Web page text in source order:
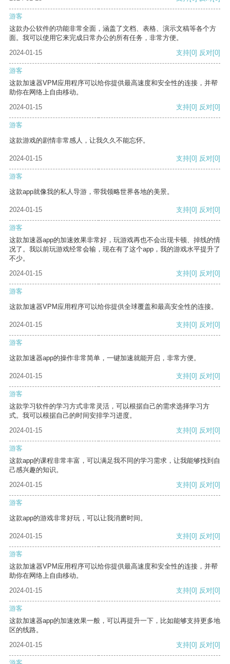
游客
这款办公软件的功能非常全面，涵盖了文档、表格、演示文稿等各个方
面。我可以使用它来完成日常办公的所有任务，非常方便。
2024-01-15
支持[0] 反对[0]
游客
这款加速器VPM应用程序可以给你提供最高速度和安全性的连接，并帮
助你在网络上自由移动。
2024-01-15
支持[0] 反对[0]
游客
这款游戏的剧情非常感人，让我久久不能忘怀。
2024-01-15 支持[0] 反对[0]
游客
这款app就像我的私人导游，带我领略世界各地的美景。
2024-01-15 支持[0] 反对[0]
游客
这款加速器app的加速效果非常好，玩游戏再也不会出现卡顿、掉线的情
况了。我以前玩游戏经常会输，现在有了这个app，我的游戏水平提升了
不少。
2024-01-15
支持[0] 反对[0]
游客
这款加速器VPM应用程序可以给你提供全球覆盖和最高安全性的连接。
2024-01-15 支持[0] 反对[0]
游客
这款加速器app的操作非常简单，一键加速就能开启，非常方便。
2024-01-15 支持[0] 反对[0]
游客
这款学习软件的学习方式非常灵活，可以根据自己的需求选择学习方
式。我可以根据自己的时间安排学习进度。
2024-01-15
支持[0] 反对[0]
游客
这款app的课程非常丰富，可以满足我不同的学习需求，让我能够找到自
己感兴趣的知识。
2024-01-15
支持[0] 反对[0]
游客
这款app的游戏非常好玩，可以让我消磨时间。
2024-01-15 支持[0] 反对[0]
游客
这款加速器VPM应用程序可以给你提供最高速度和安全性的连接，并帮
助你在网络上自由移动。
2024-01-15
支持[0] 反对[0]
游客
这款加速器app的加速效果一般，可以再提升一下，比如能够支持更多地
区的线路。
2024-01-15
支持[0] 反对[0]